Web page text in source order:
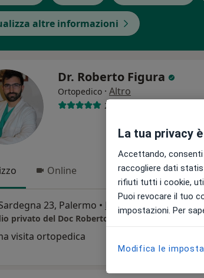
altre informazioni
Dr. Roberto Figura
Ortopedico · Altro
29 recensioni
Online
23, Palermo • Mappa
privato del Doc Roberto Figura
visita ortopedica
La tua privacy
Accettando,
raccogliere dati
rifiuti tutti i cookie,
Puoi revocare il tuo
impostazioni. Per
Modifica le